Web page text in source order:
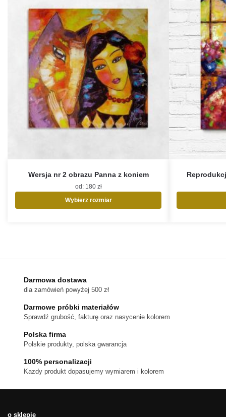
Wersja nr 2 obrazu Panna z koniem
od: 180 zł
Wybierz rozmiar
na
produktu
Darmowa dostawa
dla zamówień powyżej 500 zł
Darmowe próbki materiałów
Sprawdź grubość, fakturę oraz nasycenie kolorem
Polska firma
Polskie produkty, polska gwarancja
100% personalizacji
Kazdy produkt dopasujemy wymiarem i kolorem
o sklepie